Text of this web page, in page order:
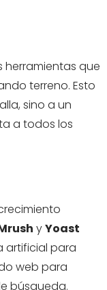
herramientas que
terreno. Esto
sino a un
a todos los
yYoast
artificial para
web para
búsqueda.